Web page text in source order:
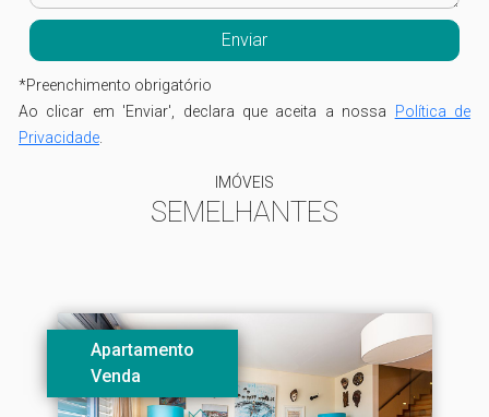
*Preenchimento obrigatório
Ao clicar em 'Enviar', declara que aceita a nossa Política de
Privacidade.
IMÓVEIS
SEMELHANTES
Apartamento
Venda